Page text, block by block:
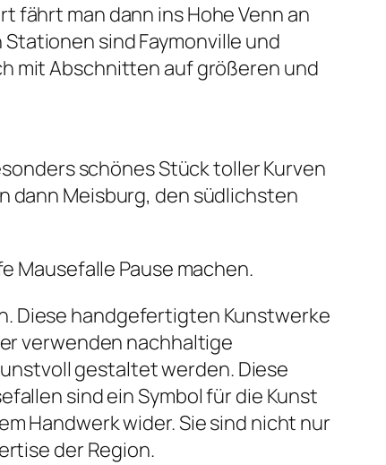
fährt man dann ins Hohe Venn an
sind Faymonville und
mit Abschnitten auf größeren und
schönes Stück toller Kurven
dann Meisburg, den südlichsten
Mausefalle Pause machen.
Diese handgefertigten Kunstwerke
verwenden nachhaltige
gestaltet werden. Diese
sind ein Symbol für die Kunst
Handwerk wider. Sie sind nicht nur
der Region.